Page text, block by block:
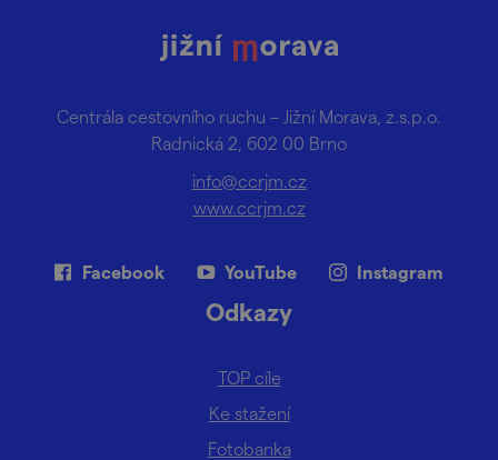
Centrála cestovního ruchu – Jižní Morava, z.s.p.o.
Radnická 2, 602 00 Brno
info@ccrjm.cz
www.ccrjm.cz
Facebook YouTube Instagram
Odkazy
TOP cíle
Ke stažení
Fotobanka